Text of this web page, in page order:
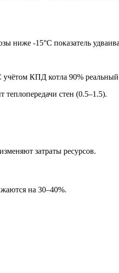
ниже -15°C показатель
КПД котла 90% реальный
теплопередачи стен (0.5–1.5).
затраты ресурсов.
на 30–40%.